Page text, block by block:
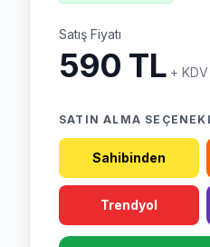
Satış Fiyatı
590 TL + KDV
SATIN ALMA
Sahibinden
Trendyol